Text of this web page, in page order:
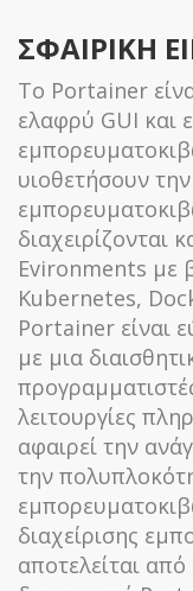
ΣΦΑΙΡΙΚΗ
Το Portainer
ελαφρύ GUI και
υιοθετήσουν
διαχειρίζονται
Evironments με
Kubernetes,
Portainer είναι
με μια
λειτουργίες
αφαιρεί την
την
διαχείρισης
αποτελείται